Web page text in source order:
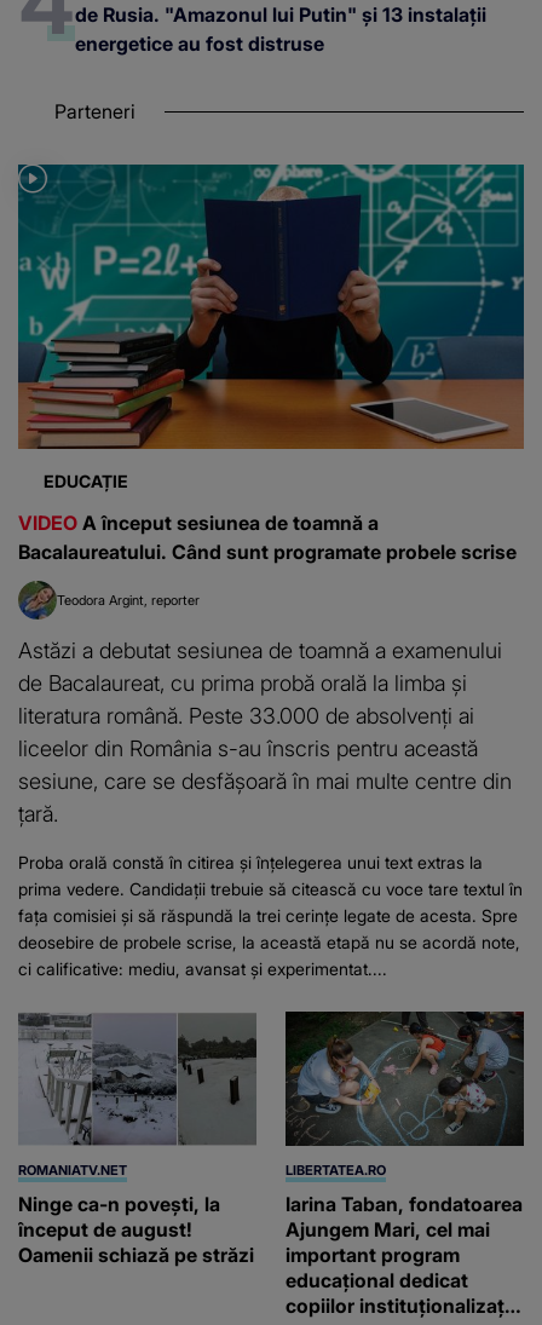
de Rusia. "Amazonul lui Putin" și 13 instalații
energetice au fost distruse
Parteneri
EDUCAȚIE
VIDEO A început sesiunea de toamnă a
Bacalaureatului. Când sunt programate probele scrise
Teodora Argint reporter
Astăzi a debutat sesiunea de toamnă a examenului
de Bacalaureat, cu prima probă orală la limba și
literatura română. Peste 33.000 de absolvenți ai
liceelor din România s-au înscris pentru această
sesiune, care se desfășoară în mai multe centre din
țară.
Proba orală constă în citirea și înțelegerea unui text extras la
prima vedere. Candidații trebuie să citească cu voce tare textul în
fața comisiei și să răspundă la trei cerințe legate de acesta. Spre
deosebire de probele scrise, la această etapă nu se acordă note,
ci calificative: mediu, avansat și experimentat....
ROMANIATV.NET
Ninge ca-n povești, la
început de august!
Oamenii schiază pe străzi
LIBERTATEA.RO
Iarina Taban, fondatoarea
Ajungem Mari, cel mai
important program
educațional dedicat
copiilor instituționalizați